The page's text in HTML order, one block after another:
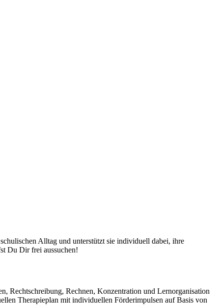
Alltag und unterstützt sie individuell dabei, ihre
Du Dir frei aussuchen!
Rechtschreibung, Rechnen, Konzentration und Lernorganisation
Therapieplan mit individuellen Förderimpulsen auf Basis von